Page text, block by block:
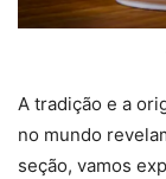
A tradição e a
no mundo
seção, vamos